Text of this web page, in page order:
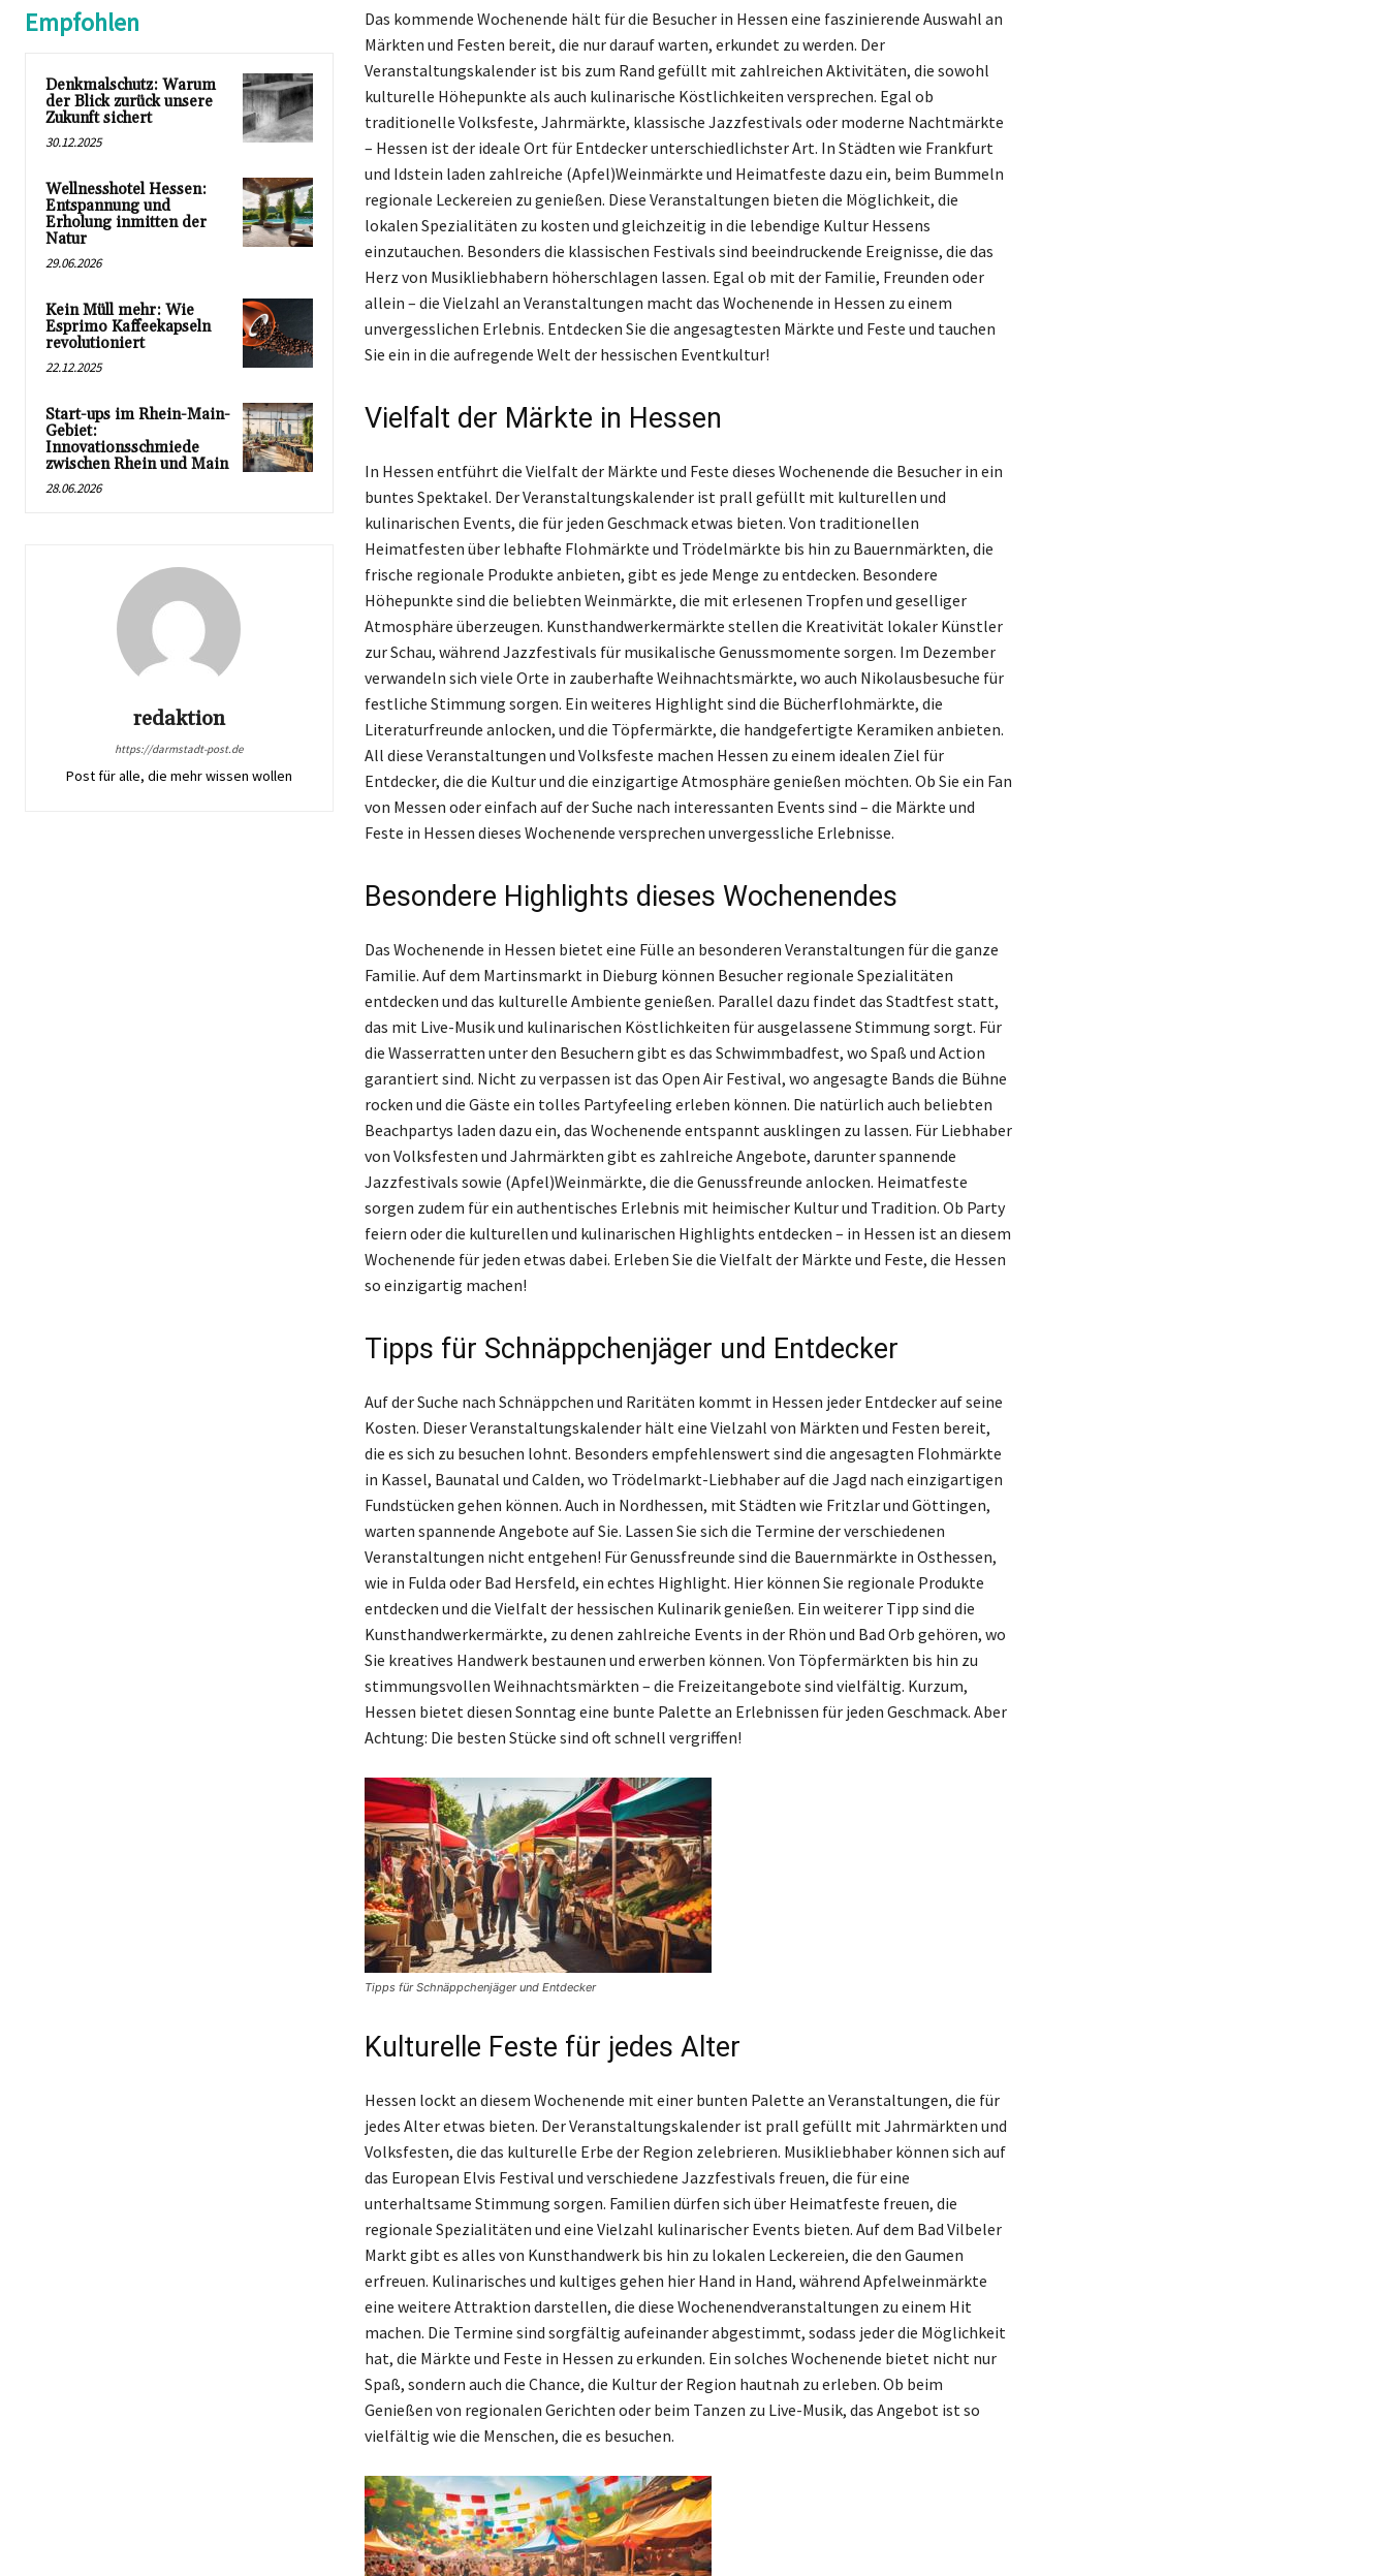
Empfohlen
Denkmalschutz: Warum
der Blick zurück unsere
Zukunft sichert
30.12.2025
Wellnesshotel Hessen:
Entspannung und
Erholung inmitten der
Natur
29.06.2026
Kein Müll mehr: Wie
Esprimo Kaffeekapseln
revolutioniert
22.12.2025
Start-ups im Rhein-Main-
Gebiet:
Innovationsschmiede
zwischen Rhein und Main
28.06.2026
redaktion
https://darmstadt-post.de
Post für alle, die mehr wissen wollen
Das kommende Wochenende hält für die Besucher in Hessen eine faszinierende Auswahl an
Märkten und Festen bereit, die nur darauf warten, erkundet zu werden. Der
Veranstaltungskalender ist bis zum Rand gefüllt mit zahlreichen Aktivitäten, die sowohl
kulturelle Höhepunkte als auch kulinarische Köstlichkeiten versprechen. Egal ob
traditionelle Volksfeste, Jahrmärkte, klassische Jazzfestivals oder moderne Nachtmärkte
– Hessen ist der ideale Ort für Entdecker unterschiedlichster Art. In Städten wie Frankfurt
und Idstein laden zahlreiche (Apfel)Weinmärkte und Heimatfeste dazu ein, beim Bummeln
regionale Leckereien zu genießen. Diese Veranstaltungen bieten die Möglichkeit, die
lokalen Spezialitäten zu kosten und gleichzeitig in die lebendige Kultur Hessens
einzutauchen. Besonders die klassischen Festivals sind beeindruckende Ereignisse, die das
Herz von Musikliebhabern höherschlagen lassen. Egal ob mit der Familie, Freunden oder
allein – die Vielzahl an Veranstaltungen macht das Wochenende in Hessen zu einem
unvergesslichen Erlebnis. Entdecken Sie die angesagtesten Märkte und Feste und tauchen
Sie ein in die aufregende Welt der hessischen Eventkultur!
Vielfalt der Märkte in Hessen
In Hessen entführt die Vielfalt der Märkte und Feste dieses Wochenende die Besucher in ein
buntes Spektakel. Der Veranstaltungskalender ist prall gefüllt mit kulturellen und
kulinarischen Events, die für jeden Geschmack etwas bieten. Von traditionellen
Heimatfesten über lebhafte Flohmärkte und Trödelmärkte bis hin zu Bauernmärkten, die
frische regionale Produkte anbieten, gibt es jede Menge zu entdecken. Besondere
Höhepunkte sind die beliebten Weinmärkte, die mit erlesenen Tropfen und geselliger
Atmosphäre überzeugen. Kunsthandwerkermärkte stellen die Kreativität lokaler Künstler
zur Schau, während Jazzfestivals für musikalische Genussmomente sorgen. Im Dezember
verwandeln sich viele Orte in zauberhafte Weihnachtsmärkte, wo auch Nikolausbesuche für
festliche Stimmung sorgen. Ein weiteres Highlight sind die Bücherflohmärkte, die
Literaturfreunde anlocken, und die Töpfermärkte, die handgefertigte Keramiken anbieten.
All diese Veranstaltungen und Volksfeste machen Hessen zu einem idealen Ziel für
Entdecker, die die Kultur und die einzigartige Atmosphäre genießen möchten. Ob Sie ein Fan
von Messen oder einfach auf der Suche nach interessanten Events sind – die Märkte und
Feste in Hessen dieses Wochenende versprechen unvergessliche Erlebnisse.
Besondere Highlights dieses Wochenendes
Das Wochenende in Hessen bietet eine Fülle an besonderen Veranstaltungen für die ganze
Familie. Auf dem Martinsmarkt in Dieburg können Besucher regionale Spezialitäten
entdecken und das kulturelle Ambiente genießen. Parallel dazu findet das Stadtfest statt,
das mit Live-Musik und kulinarischen Köstlichkeiten für ausgelassene Stimmung sorgt. Für
die Wasserratten unter den Besuchern gibt es das Schwimmbadfest, wo Spaß und Action
garantiert sind. Nicht zu verpassen ist das Open Air Festival, wo angesagte Bands die Bühne
rocken und die Gäste ein tolles Partyfeeling erleben können. Die natürlich auch beliebten
Beachpartys laden dazu ein, das Wochenende entspannt ausklingen zu lassen. Für Liebhaber
von Volksfesten und Jahrmärkten gibt es zahlreiche Angebote, darunter spannende
Jazzfestivals sowie (Apfel)Weinmärkte, die die Genussfreunde anlocken. Heimatfeste
sorgen zudem für ein authentisches Erlebnis mit heimischer Kultur und Tradition. Ob Party
feiern oder die kulturellen und kulinarischen Highlights entdecken – in Hessen ist an diesem
Wochenende für jeden etwas dabei. Erleben Sie die Vielfalt der Märkte und Feste, die Hessen
so einzigartig machen!
Tipps für Schnäppchenjäger und Entdecker
Auf der Suche nach Schnäppchen und Raritäten kommt in Hessen jeder Entdecker auf seine
Kosten. Dieser Veranstaltungskalender hält eine Vielzahl von Märkten und Festen bereit,
die es sich zu besuchen lohnt. Besonders empfehlenswert sind die angesagten Flohmärkte
in Kassel, Baunatal und Calden, wo Trödelmarkt-Liebhaber auf die Jagd nach einzigartigen
Fundstücken gehen können. Auch in Nordhessen, mit Städten wie Fritzlar und Göttingen,
warten spannende Angebote auf Sie. Lassen Sie sich die Termine der verschiedenen
Veranstaltungen nicht entgehen! Für Genussfreunde sind die Bauernmärkte in Osthessen,
wie in Fulda oder Bad Hersfeld, ein echtes Highlight. Hier können Sie regionale Produkte
entdecken und die Vielfalt der hessischen Kulinarik genießen. Ein weiterer Tipp sind die
Kunsthandwerkermärkte, zu denen zahlreiche Events in der Rhön und Bad Orb gehören, wo
Sie kreatives Handwerk bestaunen und erwerben können. Von Töpfermärkten bis hin zu
stimmungsvollen Weihnachtsmärkten – die Freizeitangebote sind vielfältig. Kurzum,
Hessen bietet diesen Sonntag eine bunte Palette an Erlebnissen für jeden Geschmack. Aber
Achtung: Die besten Stücke sind oft schnell vergriffen!
Tipps für Schnäppchenjäger und Entdecker
Kulturelle Feste für jedes Alter
Hessen lockt an diesem Wochenende mit einer bunten Palette an Veranstaltungen, die für
jedes Alter etwas bieten. Der Veranstaltungskalender ist prall gefüllt mit Jahrmärkten und
Volksfesten, die das kulturelle Erbe der Region zelebrieren. Musikliebhaber können sich auf
das European Elvis Festival und verschiedene Jazzfestivals freuen, die für eine
unterhaltsame Stimmung sorgen. Familien dürfen sich über Heimatfeste freuen, die
regionale Spezialitäten und eine Vielzahl kulinarischer Events bieten. Auf dem Bad Vilbeler
Markt gibt es alles von Kunsthandwerk bis hin zu lokalen Leckereien, die den Gaumen
erfreuen. Kulinarisches und kultiges gehen hier Hand in Hand, während Apfelweinmärkte
eine weitere Attraktion darstellen, die diese Wochenendveranstaltungen zu einem Hit
machen. Die Termine sind sorgfältig aufeinander abgestimmt, sodass jeder die Möglichkeit
hat, die Märkte und Feste in Hessen zu erkunden. Ein solches Wochenende bietet nicht nur
Spaß, sondern auch die Chance, die Kultur der Region hautnah zu erleben. Ob beim
Genießen von regionalen Gerichten oder beim Tanzen zu Live-Musik, das Angebot ist so
vielfältig wie die Menschen, die es besuchen.